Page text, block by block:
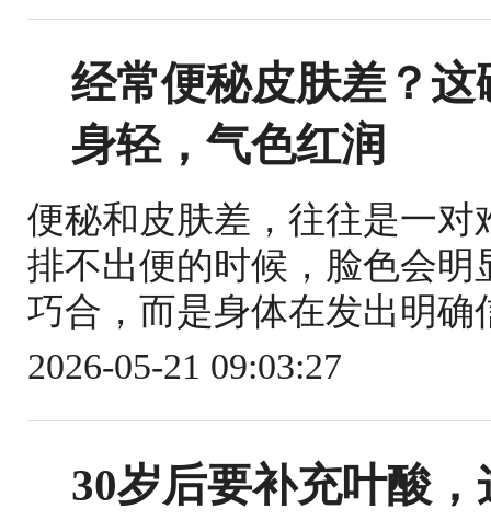
经常便秘皮肤差？
身轻，气色红润
便秘和皮肤差，往往是一
排不出便的时候，脸色会
巧合，而是身体在发出明
2026-05-21 09:03:27
30岁后要补充叶酸